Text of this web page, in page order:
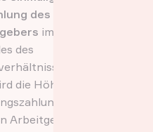
des
im Rahmen
des
In der
die Höhe der
Arbeitgeber und